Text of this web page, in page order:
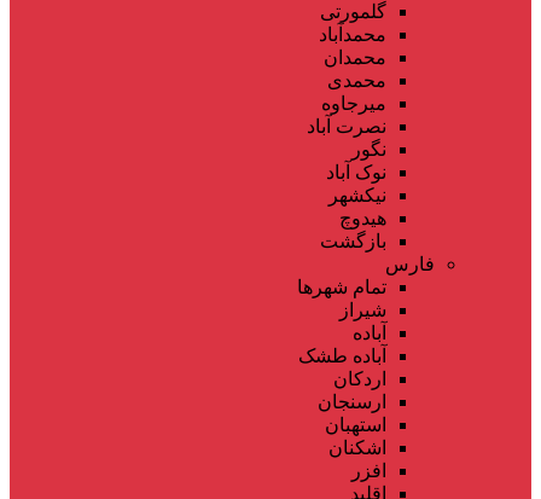
گلمورتی
محمدآباد
محمدان
محمدی
میرجاوه
نصرت آباد
نگور
نوک آباد
نیکشهر
هیدوچ
بازگشت
فارس
تمام شهر‌ها
شیراز
آباده
آباده طشک
اردکان
ارسنجان
استهبان
اشکنان
افزر
اقلید